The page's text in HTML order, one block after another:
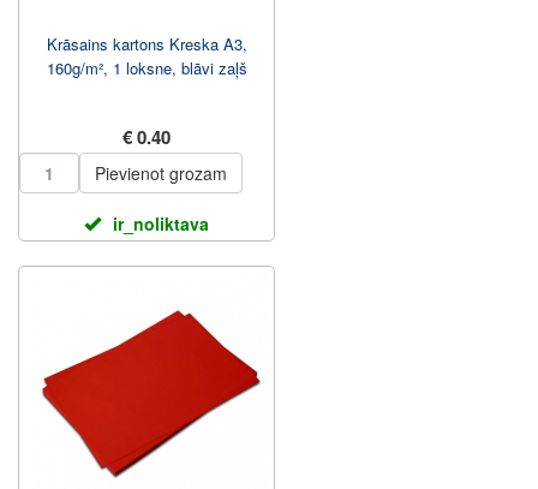
Krāsains kartons Kreska A3,
160g/m², 1 loksne, blāvi zaļš
€ 0.40
Pievienot grozam
ir_noliktava